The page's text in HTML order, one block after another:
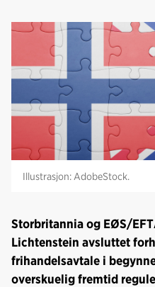
Illustrasjon: AdobeStock.
Storbritannia og EØS/
Lichtenstein avsluttet
frihandelsavtale i
overskuelig fremtid